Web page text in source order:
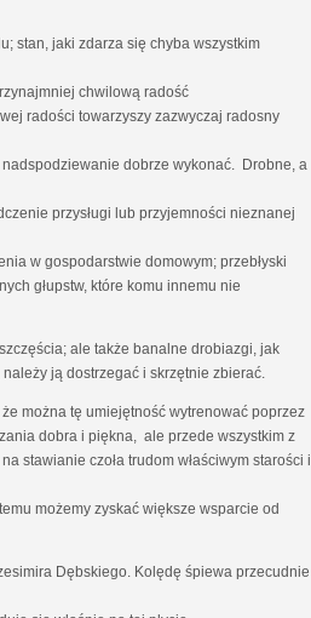
stan, jaki zdarza się chyba wszystkim
chwilową radość
radości towarzyszy zazwyczaj radosny
dobrze wykonać. Drobne, a
przysługi lub przyjemności nieznanej
w gospodarstwie domowym; przebłyski
głupstw, które komu innemu nie
ale także banalne drobiazgi, jak
ją dostrzegać i skrzętnie zbierać.
można tę umiejętność wytrenować poprzez
dobra i piękna, ale przede wszystkim z
stawianie czoła trudom właściwym starości i
możemy zyskać większe wsparcie od
Dębskiego. Kolędę śpiewa przecudnie